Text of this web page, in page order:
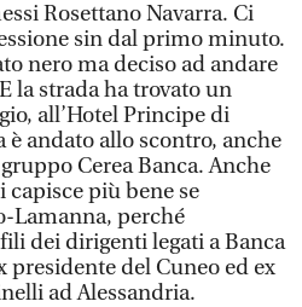
Rosettano Navarra. Ci
sin dal primo minuto.
nero ma deciso ad andare
la strada ha trovato un
all’Hotel Principe di
è andato allo scontro, anche
Cerea Banca. Anche
capisce più bene se
Lamanna, perché
dei dirigenti legati a Banca
presidente del Cuneo ed ex
ad Alessandria.